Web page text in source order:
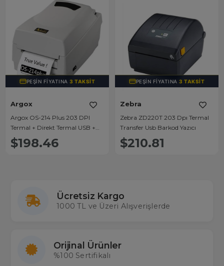
PEŞIN FIYATINA3 TAKSIT
Argox
Argox OS-214 Plus 203 DPI
Termal + Direkt Termal USB +
Ethernet Fiş Yazıcı
$198.46
PEŞIN FIYATINA3 TAKSIT
Zebra
Zebra ZD220T 203 Dpı Termal
Transfer Usb Barkod Yazıcı
$210.81
Ücretsiz Kargo
1000 TL ve Üzeri Alışverişlerde
Orijinal Ürünler
%100 Sertifikalı